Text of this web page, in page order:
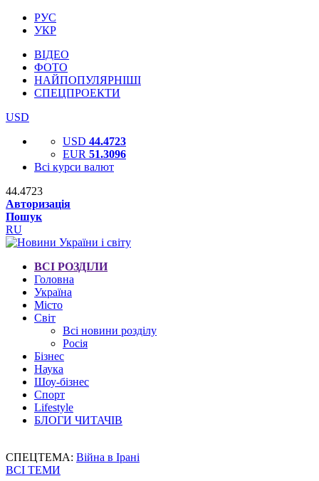
РУС
УКР
ВІДЕО
ФОТО
НАЙПОПУЛЯРНІШІ
СПЕЦПРОЕКТИ
USD
USD 44.4723
EUR 51.3096
Всі курси валют
44.4723
Авторизація
Пошук
RU
ВСІ РОЗДІЛИ
Головна
Україна
Місто
Світ
Всі новини розділу
Росія
Бізнес
Наука
Шоу-бізнес
Спорт
Lifestyle
БЛОГИ ЧИТАЧІВ
СПЕЦТЕМА: Війна в Ірані
ВСІ ТЕМИ